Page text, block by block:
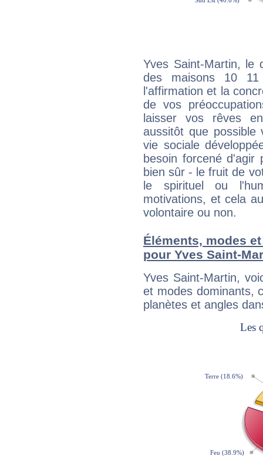
Yves Saint-Martin, le
des maisons 10
l'affirmation et la
de vos
laisser vos rêves
aussitôt que
vie sociale
besoin forcené
bien sûr - le fruit de
le spirituel ou
motivations, et cela
volontaire ou non.
Éléments, modes
pour Yves Saint-
Yves Saint-Martin,
et modes dominants,
planètes et angles